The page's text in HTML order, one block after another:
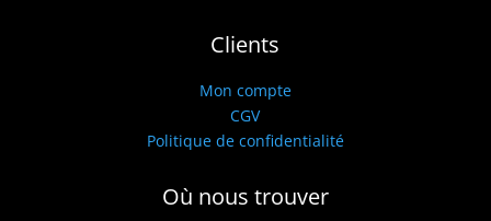
Clients
Mon compte
CGV
Politique de confidentialité
Où nous trouver